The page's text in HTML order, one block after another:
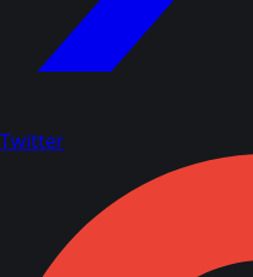
Twitter